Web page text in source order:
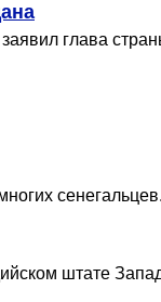
глава
сенегальцев.
штате